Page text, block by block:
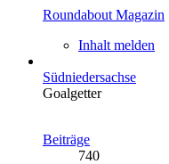
Roundabout Magazin
Inhalt melden
Südniedersachse
Goalgetter
Beiträge
740